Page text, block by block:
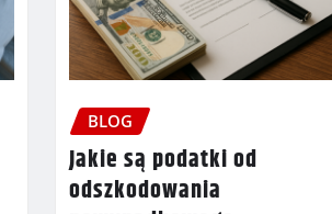
BLOG
Jakie są podatki od
odszkodowania